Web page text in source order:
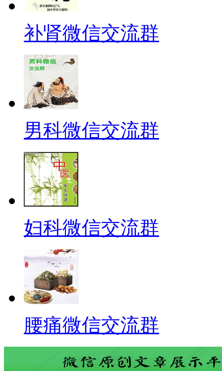
补肾微信交流群
男科微信交流群
妇科微信交流群
腰痛微信交流群